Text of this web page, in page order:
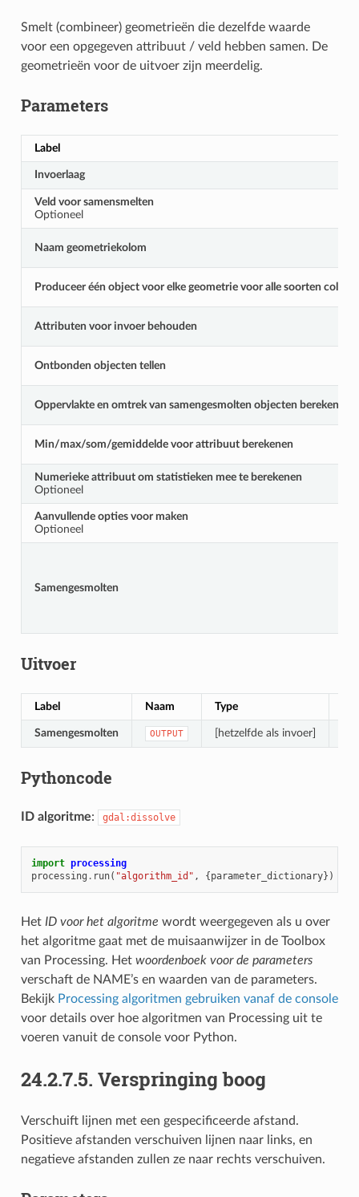
Smelt (combineer) geometrieën die dezelfde waarde
voor een opgegeven attribuut / veld hebben samen. De
geometrieën voor de uitvoer zijn meerdelig.
Parameters
Label
Invoerlaag
Veld voor samensmelten
Optioneel
Naam geometriekolom
Produceer één object voor elke geometrie voor alle soorten
Attributen voor invoer behouden
Ontbonden objecten tellen
Oppervlakte en omtrek van samengesmolten objecten berekenen
Min/max/som/gemiddelde voor attribuut berekenen
Numerieke attribuut om statistieken mee te berekenen
Optioneel
Aanvullende opties voor maken
Optioneel
Samengesmolten
Uitvoer
Label Naam Type
Samengesmolten OUTPUT [hetzelfde als invoer]
Pythoncode
ID algoritme: gdal:dissolve
import processing
processing . run( "algorithm_id" , {parameter_dictionary})
Het ID voor het algoritme wordt weergegeven als u over
het algoritme gaat met de muisaanwijzer in de Toolbox
van Processing. Het woordenboek voor de parameters
verschaft de NAME’s en waarden van de parameters.
Bekijk Processing algoritmen gebruiken vanaf de console
voor details over hoe algoritmen van Processing uit te
voeren vanuit de console voor Python.
24.2.7.5. Verspringing boog
Verschuift lijnen met een gespecificeerde afstand.
Positieve afstanden verschuiven lijnen naar links, en
negatieve afstanden zullen ze naar rechts verschuiven.